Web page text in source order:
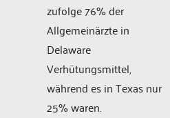
zufolge 76% der
Allgemeinärzte in
Delaware
Verhütungsmittel,
während es in Texas nur
25% waren.